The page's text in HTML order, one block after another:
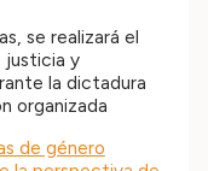
se realizará el
justicia y
la dictadura
organizada
de género